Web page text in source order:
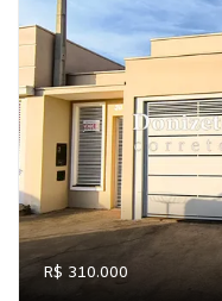
R$ 310.000